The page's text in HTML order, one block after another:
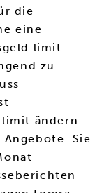
die
eine
limit
zu
limit ändern
Sie